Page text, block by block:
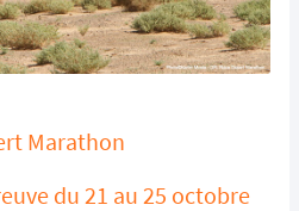
Marathon
du 21 au 25 octobre